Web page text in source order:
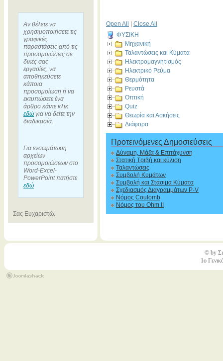
Αν θέλετε να
χρησιμοποιήσετε τις
γραφικές
παραστάσεις από τις
προσομοιώσεις σε
δικές σας
εργασίες, να
αποθηκεύσετε
κάποια
προσομοίωση ή να
εκτυπώσετε ένα
άρθρο κάντε κλικ
εδώ για να δείτε την
διαδικασία.
Για ενσωμάτωση
αρχείων
προσομοιώσεων στο
Word-Excel-
PowerPoint πατήστε
εδώ
Σας Ευχαριστώ.
Open All
Close All
ΦΥΣΙΚΗ
Μηχανική
Ταλαντώσεις και Κύματα
Ηλεκτρομαγνητισμός
Ηλεκτρικό Ρεύμα
Θερμότητα
Ρευστά
Οπτική
Quiz
Θεωρία και Ασκήσεις
Διάφορα
Προτεινόμενες Δημοσιεύσεις
Δύναμη, Μάζα & Επιτάχυνση
Στατική Τριβή και κύλιση
Ταλαντώσεις
Συμβολή Κυμάτων
Συμβολή και Στάσιμα Κύματα
Σχεδιασμός Διαγραμμάτων P-V
Νόμος Coulomb
Νόμος του Ohm II
© by
1ο